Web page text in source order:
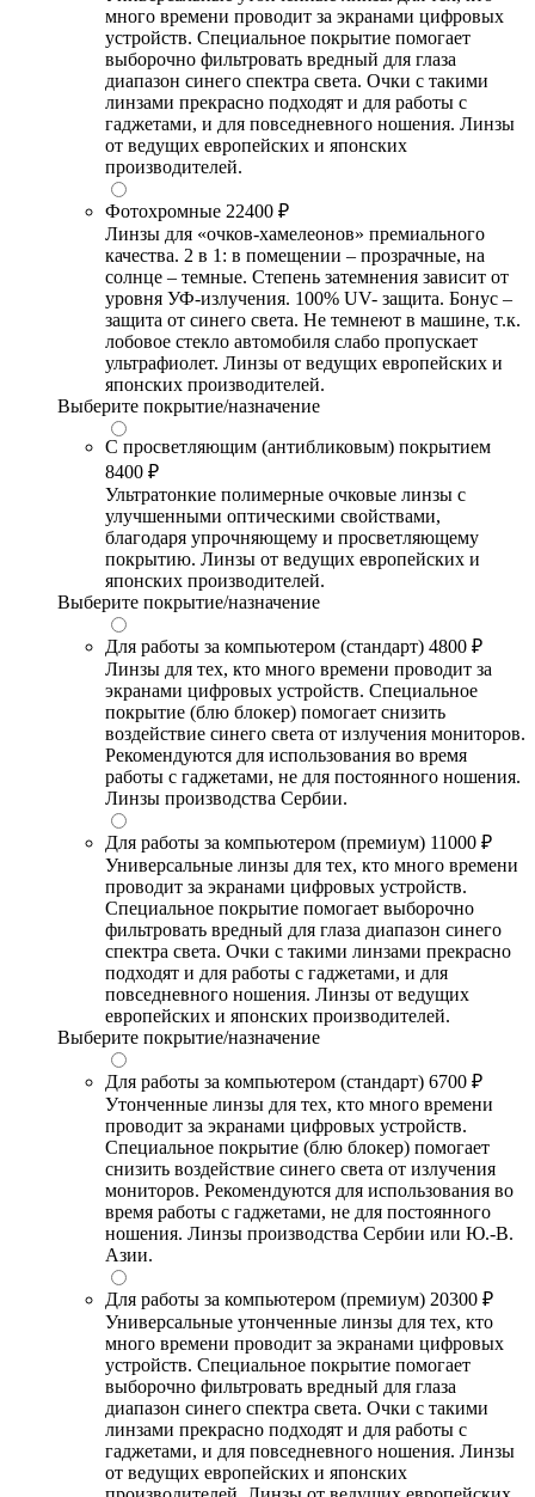
много времени проводит за экранами цифровых
устройств. Специальное покрытие помогает
выборочно фильтровать вредный для глаза
диапазон синего спектра света. Очки с такими
линзами прекрасно подходят и для работы с
гаджетами, и для повседневного ношения. Линзы
от ведущих европейских и японских
производителей.
Фотохромные 22400 ₽
Линзы для «очков-хамелеонов» премиального
качества. 2 в 1: в помещении – прозрачные, на
солнце – темные. Степень затемнения зависит от
уровня УФ-излучения. 100% UV- защита. Бонус –
защита от синего света. Не темнеют в машине, т.к.
лобовое стекло автомобиля слабо пропускает
ультрафиолет. Линзы от ведущих европейских и
японских производителей.
Выберите покрытие/назначение
С просветляющим (антибликовым) покрытием
8400 ₽
Ультратонкие полимерные очковые линзы с
улучшенными оптическими свойствами,
благодаря упрочняющему и просветляющему
покрытию. Линзы от ведущих европейских и
японских производителей.
Выберите покрытие/назначение
Для работы за компьютером (стандарт) 4800 ₽
Линзы для тех, кто много времени проводит за
экранами цифровых устройств. Специальное
покрытие (блю блокер) помогает снизить
воздействие синего света от излучения мониторов.
Рекомендуются для использования во время
работы с гаджетами, не для постоянного ношения.
Линзы производства Сербии.
Для работы за компьютером (премиум) 11000 ₽
Универсальные линзы для тех, кто много времени
проводит за экранами цифровых устройств.
Специальное покрытие помогает выборочно
фильтровать вредный для глаза диапазон синего
спектра света. Очки с такими линзами прекрасно
подходят и для работы с гаджетами, и для
повседневного ношения. Линзы от ведущих
европейских и японских производителей.
Выберите покрытие/назначение
Для работы за компьютером (стандарт) 6700 ₽
Утонченные линзы для тех, кто много времени
проводит за экранами цифровых устройств.
Специальное покрытие (блю блокер) помогает
снизить воздействие синего света от излучения
мониторов. Рекомендуются для использования во
время работы с гаджетами, не для постоянного
ношения. Линзы производства Сербии или Ю.-В.
Азии.
Для работы за компьютером (премиум) 20300 ₽
Универсальные утонченные линзы для тех, кто
много времени проводит за экранами цифровых
устройств. Специальное покрытие помогает
выборочно фильтровать вредный для глаза
диапазон синего спектра света. Очки с такими
линзами прекрасно подходят и для работы с
гаджетами, и для повседневного ношения. Линзы
от ведущих европейских и японских